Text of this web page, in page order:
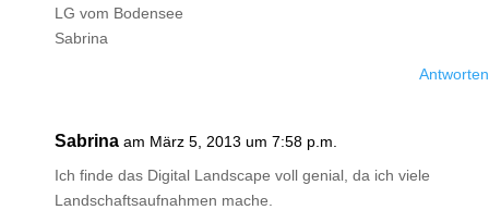
LG vom Bodensee
Sabrina
Antworten
Sabrina am März 5, 2013 um 7:58 p.m.
Ich finde das Digital Landscape voll genial, da ich viele
Landschaftsaufnahmen mache.